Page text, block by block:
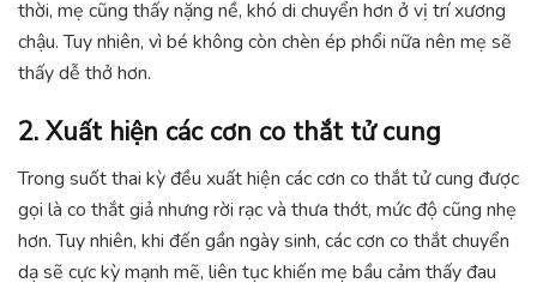
thời, mẹ cũng thấy nặng nề, khó di chuyển hơn ở vị trí xương
chậu. Tuy nhiên, vì bé không còn chèn ép phổi nữa nên mẹ sẽ
thấy dễ thở hơn.
2. Xuất hiện các cơn co thắt tử cung
Trong suốt thai kỳ đều xuất hiện các cơn co thắt tử cung được
gọi là co thắt giả nhưng rời rạc và thưa thớt, mức độ cũng nhẹ
hơn. Tuy nhiên, khi đến gần ngày sinh, các cơn co thắt chuyển
dạ sẽ cực kỳ mạnh mẽ, liên tục khiến mẹ bầu cảm thấy đau